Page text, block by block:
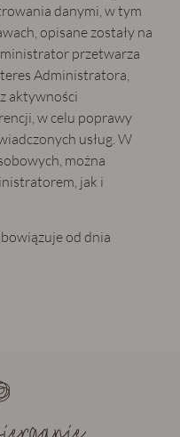
danymi, w tym
opisane zostały na
przetwarza
Administratora,
aktywności
w celu poprawy
usług. W
można
jak i
od dnia